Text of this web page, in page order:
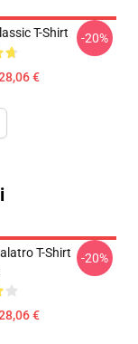
T-Shirt
€
-20%
T-Shirt
€
-20%